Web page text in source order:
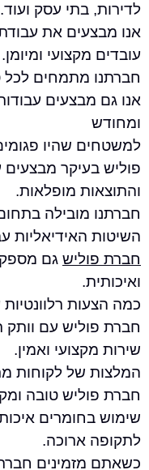
עסק ועוד.
את עבודתנו
ומיומן.
לכל טיפולי
עבודות ליטוש
שהיו פגומים בדרך
מבצעים על כל
מופלאות.
בתחום
עבור
גם מספקת
רלוונטיות עבור
עם וותק רב שנים
ואמין.
לקוחות מרוצים
טובה ומקצועית.
איכותיים
חברת פוליש